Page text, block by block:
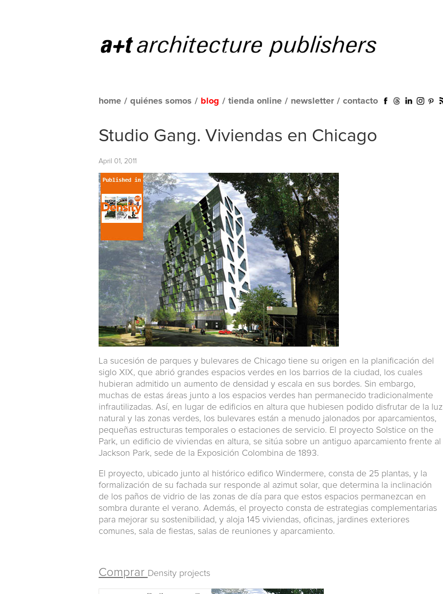
home / quiénes somos / blog / tienda online / newsletter / contacto
Studio Gang. Viviendas en Chicago
April 01, 2011
La sucesión de parques y bulevares de Chicago tiene su origen en la planificación del
siglo XIX, que abrió grandes espacios verdes en los barrios de la ciudad, los cuales
hubieran admitido un aumento de densidad y escala en sus bordes. Sin embargo,
muchas de estas áreas junto a los espacios verdes han permanecido tradicionalmente
infrautilizadas. Así, en lugar de edificios en altura que hubiesen podido disfrutar de la luz
natural y las zonas verdes, los bulevares están a menudo jalonados por aparcamientos,
pequeñas estructuras temporales o estaciones de servicio. El proyecto Solstice on the
Park, un edificio de viviendas en altura, se sitúa sobre un antiguo aparcamiento frente al
Jackson Park, sede de la Exposición Colombina de 1893.
El proyecto, ubicado junto al histórico edifico Windermere, consta de 25 plantas, y la
formalización de su fachada sur responde al azimut solar, que determina la inclinación
de los paños de vidrio de las zonas de día para que estos espacios permanezcan en
sombra durante el verano. Además, el proyecto consta de estrategias complementarias
para mejorar su sostenibilidad, y aloja 145 viviendas, oficinas, jardines exteriores
comunes, sala de fiestas, salas de reuniones y aparcamiento.
Comprar Density projects